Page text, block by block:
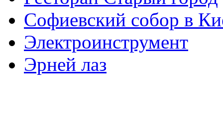
Софиевский собор в
Электроинструмент
Эрней лаз